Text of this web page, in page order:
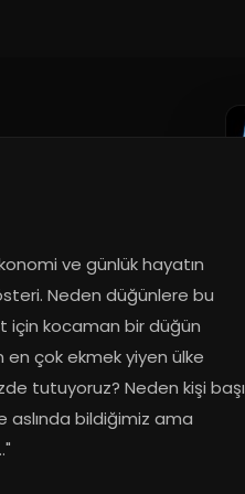
ve günlük hayatın
Neden düğünlere bu
için kocaman bir düğün
en çok ekmek yiyen ülke
tutuyoruz? Neden kişi başı
aslında bildiğimiz ama